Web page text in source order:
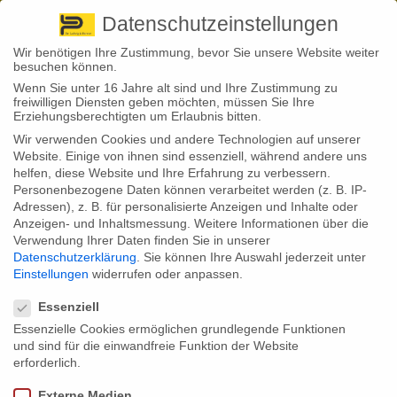
+ 49 3501 528571 |
Back to News
08
Jan.
Stephan Fröhlich
Extremwetter: Vor allem Kfz-Versicherer mussten 2019 mehr zahlen
Deutschland gilt der Versicherungswirtschaft mittlerweile auch als
und Hochwasser schlagen sich jährlich bitter in den Bilanzen der
Versicherungsunternehmen nieder. Aktuelle Zahlen hierfür
präsentierte nun der Gesamtverband der Deutschen
Versicherungswirtschaft (GDV) in einer Presseerklärung.
Vorjahr, leicht unterdurchschnittlich aus. Dennoch verharren
Datenschutzeinstellungen
Wir benötigen Ihre Zustimmung, bevor Sie unsere Website weiter
besuchen können.
Wenn Sie unter 16 Jahre alt sind und Ihre Zustimmung zu
freiwilligen Diensten geben möchten, müssen Sie Ihre
Erziehungsberechtigten um Erlaubnis bitten.
Wir verwenden Cookies und andere Technologien auf unserer
Website. Einige von ihnen sind essenziell, während andere uns
helfen, diese Website und Ihre Erfahrung zu verbessern.
Personenbezogene Daten können verarbeitet werden (z. B. IP-
Adressen), z. B. für personalisierte Anzeigen und Inhalte oder
Anzeigen- und Inhaltsmessung. Weitere Informationen über die
Verwendung Ihrer Daten finden Sie in unserer
Datenschutzerklärung
Sie können Ihre Auswahl jederzeit unter
Einstellungen widerrufen oder anpassen.
Essenziell
Essenzielle Cookies ermöglichen grundlegende Funktionen
und sind für die einwandfreie Funktion der Website
erforderlich.